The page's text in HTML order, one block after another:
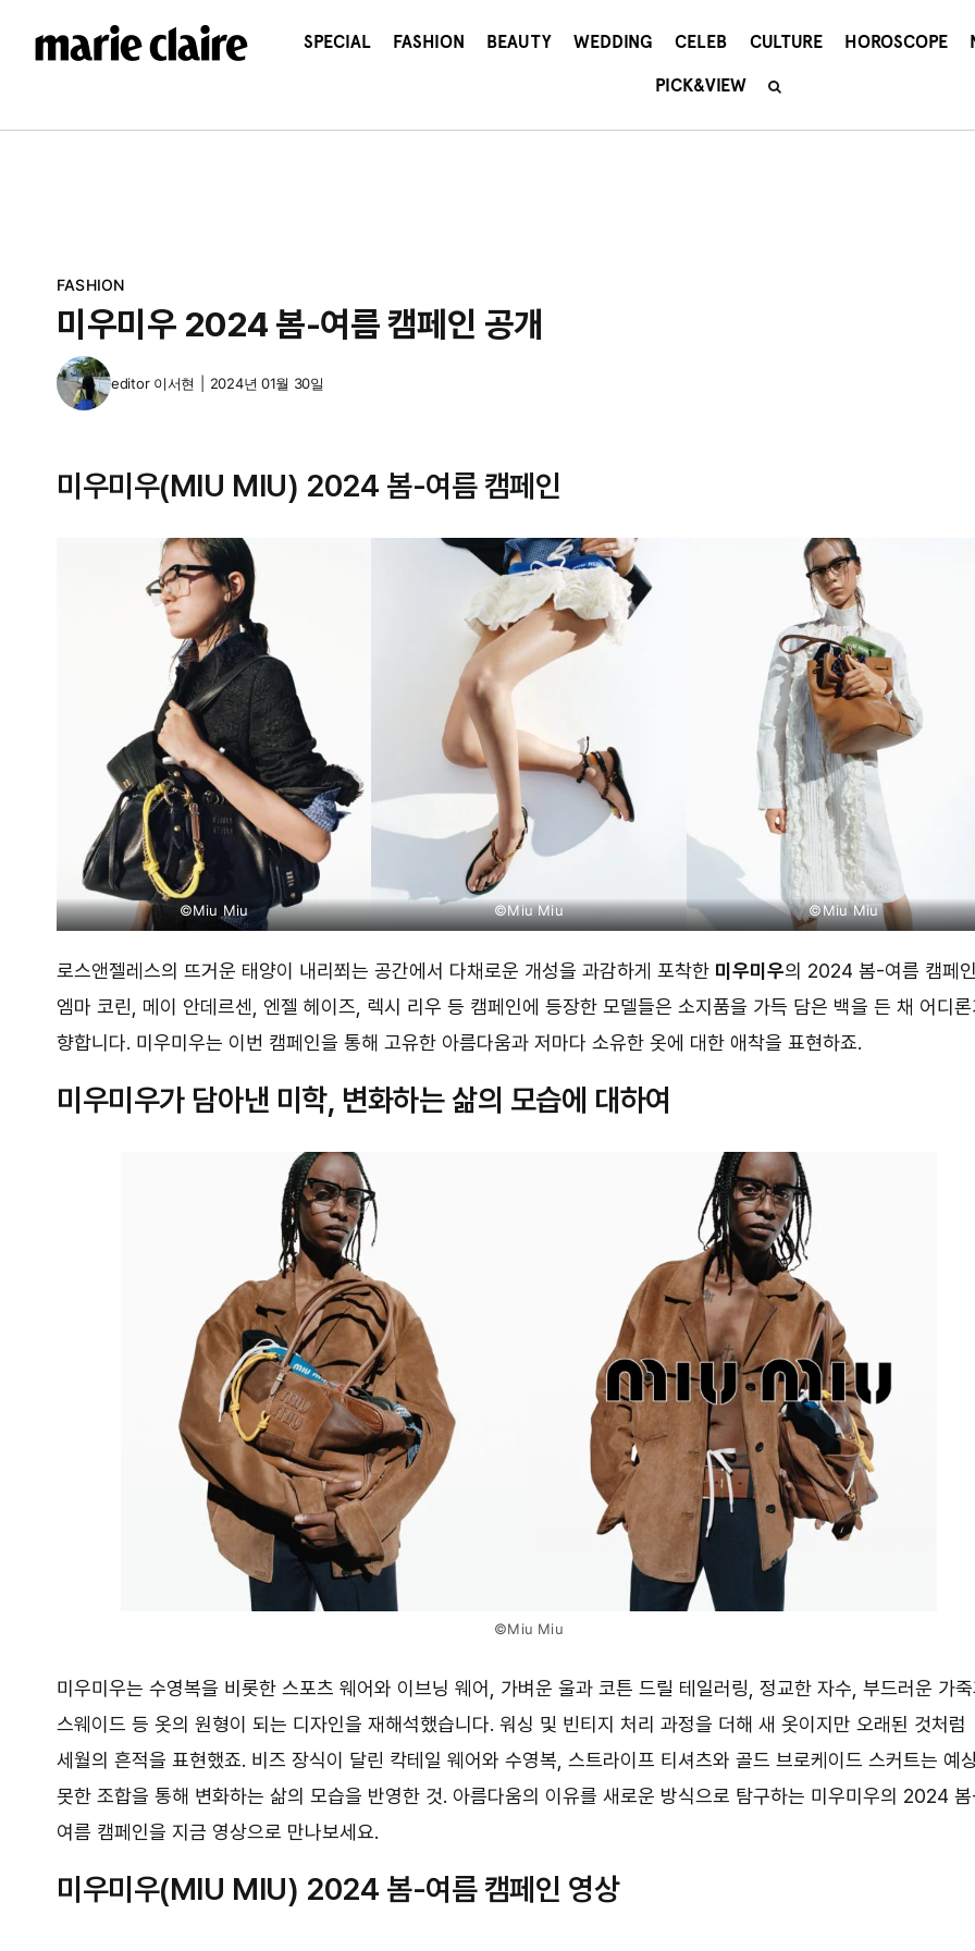
건
SPECIAL FASHION BEAUTY WEDDING CELEB CULTURE HOROSCOPE
PICK&VIEW
FASHION
미우미우 2024 봄-여름 캠페인 공개
editor 이서현 2024년 01월 30일
미우미우(MIU MIU) 2024 봄-여름 캠페인
©Miu Miu ©Miu Miu ©Miu Miu
로스앤젤레스의 뜨거운 태양이 내리쬐는 공간에서 다채로운 개성을 과감하게 포착한 미우미우의 2024 봄-여름 캠페
엠마 코린, 메이 안데르센, 엔젤 헤이즈, 렉시 리우 등 캠페인에 등장한 모델들은 소지품을 가득 담은 백을 든 채 어디
향합니다. 미우미우는 이번 캠페인을 통해 고유한 아름다움과 저마다 소유한 옷에 대한 애착을 표현하죠.
미우미우가 담아낸 미학, 변화하는 삶의 모습에 대하여
©Miu Miu
미우미우는 수영복을 비롯한 스포츠 웨어와 이브닝 웨어, 가벼운 울과 코튼 드릴 테일러링, 정교한 자수, 부드러운 가
스웨이드 등 옷의 원형이 되는 디자인을 재해석했습니다. 워싱 및 빈티지 처리 과정을 더해 새 옷이지만 오래된 것처럼
세월의 흔적을 표현했죠. 비즈 장식이 달린 칵테일 웨어와 수영복, 스트라이프 티셔츠와 골드 브로케이드 스커트는 예
못한 조합을 통해 변화하는 삶의 모습을 반영한 것. 아름다움의 이유를 새로운 방식으로 탐구하는 미우미우의 2024
여름 캠페인을 지금 영상으로 만나보세요.
미우미우(MIU MIU) 2024 봄-여름 캠페인 영상